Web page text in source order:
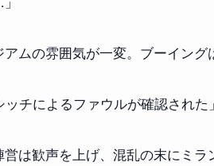
ムの雰囲気が一変。ブーイング
ッチによるファウルが確認された」
は歓声を上げ、混乱の末にミ